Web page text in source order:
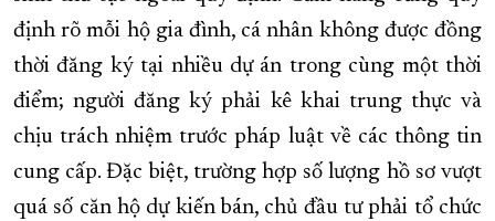
định rõ mỗi hộ gia đình, cá nhân không được đồng
thời đăng ký tại nhiều dự án trong cùng một thời
điểm; người đăng ký phải kê khai trung thực và
chịu trách nhiệm trước pháp luật về các thông tin
cung cấp. Đặc biệt, trường hợp số lượng hồ sơ vượt
quá số căn hộ dự kiến bán, chủ đầu tư phải tổ chức